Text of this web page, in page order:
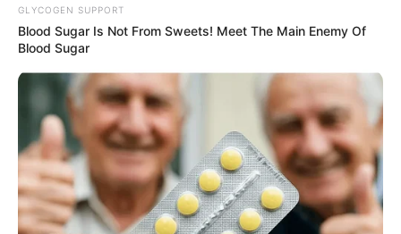
GLYCOGEN SUPPORT
Blood Sugar Is Not From Sweets! Meet The Main Enemy Of
Blood Sugar